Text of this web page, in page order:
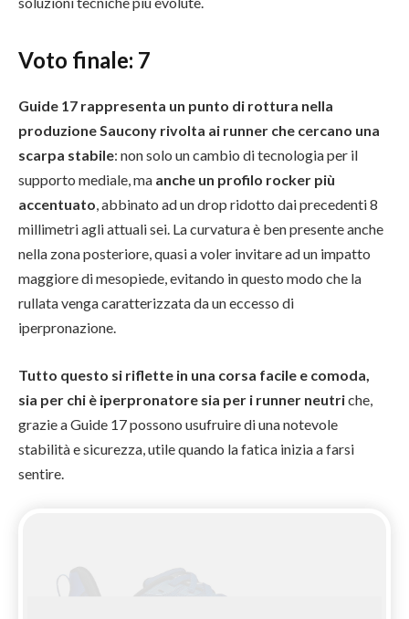
Voto finale: 7
Guide 17 rappresenta un punto di rottura nella
produzione Saucony rivolta ai runner che cercano una
scarpa stabile: non solo un cambio di tecnologia per il
supporto mediale, ma anche un profilo rocker più
accentuato, abbinato ad un drop ridotto dai precedenti 8
millimetri agli attuali sei. La curvatura è ben presente anche
nella zona posteriore, quasi a voler invitare ad un impatto
maggiore di mesopiede, evitando in questo modo che la
rullata venga caratterizzata da un eccesso di
iperpronazione.
Tutto questo si riflette in una corsa facile e comoda,
sia per chi è iperpronatore sia per i runner neutriche,
grazie a Guide 17 possono usufruire di una notevole
stabilità e sicurezza, utile quando la fatica inizia a farsi
sentire.